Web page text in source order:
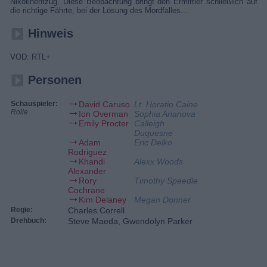
die richtige Fährte, bei der Lösung des Mordfalles...
Hinweis
VOD: RTL+
Personen
Schauspieler:
Rolle
David Caruso Lt. Horatio Caine
Ion Overman
Sophia Ananova
Emily Procter
Calleigh
Duquesne
Adam
Rodriguez
Eric Delko
Khandi
Alexander
Alexx Woods
Rory
Cochrane
Timothy Speedle
Kim Delaney
Megan Donner
Regie: Charles Correll
Drehbuch: Steve Maeda, Gwendolyn Parker